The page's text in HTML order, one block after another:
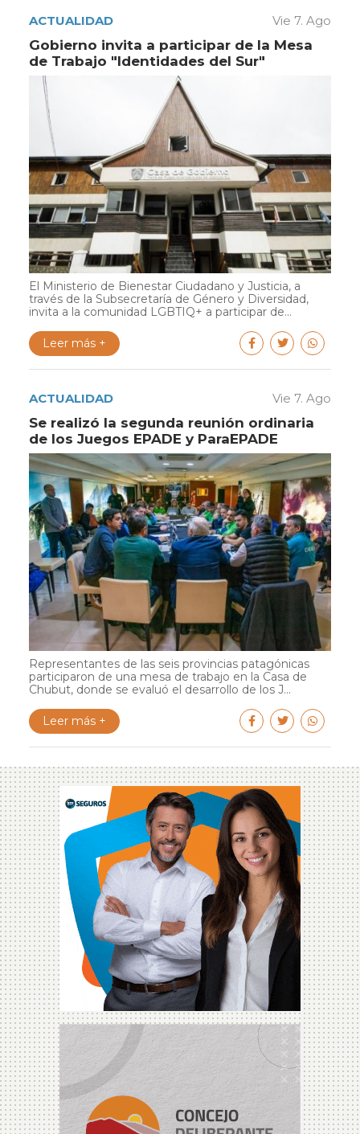
ACTUALIDAD Vie 7. Ago
Gobierno invita a participar de la Mesa
de Trabajo "Identidades del Sur"
El Ministerio de Bienestar Ciudadano y Justicia, a
través de la Subsecretaría de Género y Diversidad,
invita a la comunidad LGBTIQ+ a participar de...
Leer más +
ACTUALIDAD Vie 7. Ago
Se realizó la segunda reunión ordinaria
de los Juegos EPADE y ParaEPADE
Representantes de las seis provincias patagónicas
participaron de una mesa de trabajo en la Casa de
Chubut, donde se evaluó el desarrollo de los J...
Leer más +